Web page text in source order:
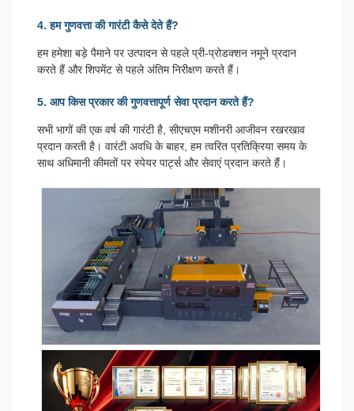
4. हम गुणवत्ता की गारंटी कैसे देते हैं?
हम हमेशा बड़े पैमाने पर उत्पादन से पहले प्री-प्रोडक्शन नमूने प्रदान
करते हैं और शिपमेंट से पहले अंतिम निरीक्षण करते हैं।
5. आप किस प्रकार की गुणवत्तापूर्ण सेवा प्रदान करते हैं?
सभी भागों की एक वर्ष की गारंटी है, सीएचएम मशीनरी आजीवन रखरखाव
प्रदान करती है। वारंटी अवधि के बाहर, हम त्वरित प्रतिक्रिया समय के
साथ अधिमानी कीमतों पर स्पेयर पार्ट्स और सेवाएं प्रदान करते हैं।